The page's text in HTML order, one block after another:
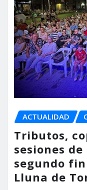
ACTUALIDAD
Tributos,
sesiones
segundo fin
Lluna de